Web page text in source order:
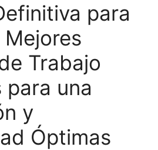
para
Mejores
Trabajo
para una
y
Óptimas